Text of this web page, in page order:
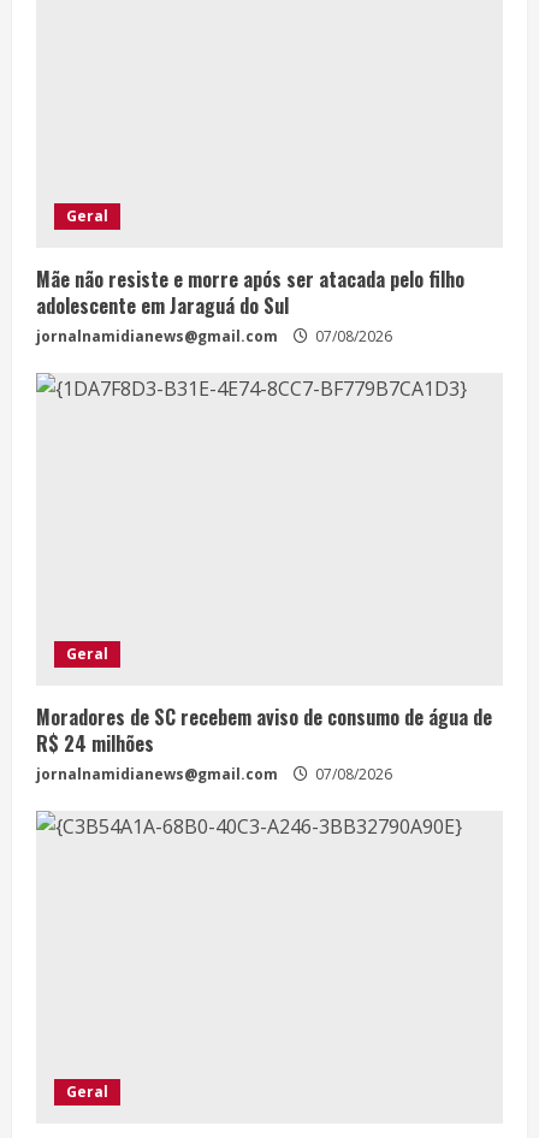
Geral
Mãe não resiste e morre após ser atacada pelo filho
adolescente em Jaraguá do Sul
jornalnamidianews@gmail.com 07/08/2026
Geral
Moradores de SC recebem aviso de consumo de água de
R$ 24 milhões
jornalnamidianews@gmail.com 07/08/2026
Geral